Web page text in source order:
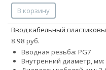
В корзину
Ввод кабельный
8.98 руб.
Вводная резьба: PG7
Внутренний диаметр, мм: